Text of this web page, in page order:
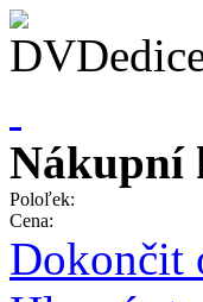
Nákupní
Poloľek:
Cena: